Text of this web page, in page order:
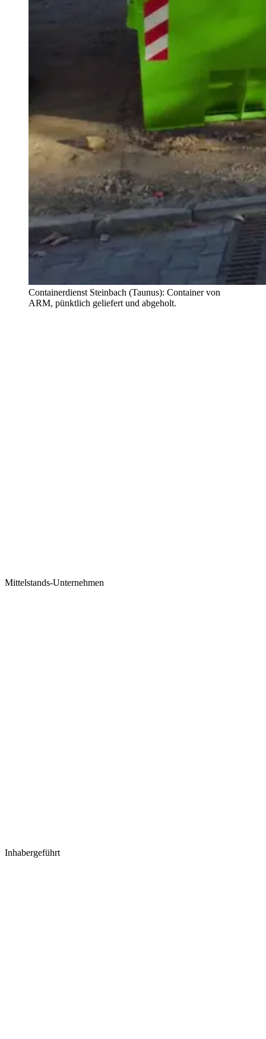
Containerdienst Steinbach (Taunus): Container von
ARM, pünktlich geliefert und abgeholt.
Mittelstands-Unternehmen
Inhabergeführt